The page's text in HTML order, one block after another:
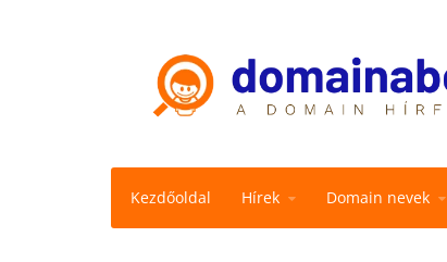
Kezdőoldal Hírek Domain nevek